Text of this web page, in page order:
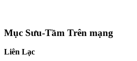
Mục Sưu-Tầm Trên mạng
Liên Lạc